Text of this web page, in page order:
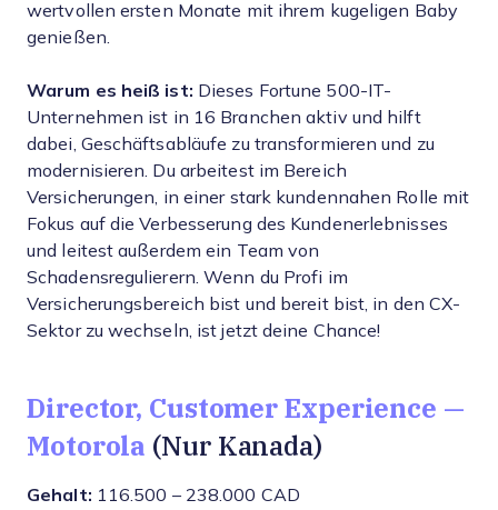
wertvollen ersten Monate mit ihrem kugeligen Baby
genießen.
Warum es heiß ist: Dieses Fortune 500-IT-
Unternehmen ist in 16 Branchen aktiv und hilft
dabei, Geschäftsabläufe zu transformieren und zu
modernisieren. Du arbeitest im Bereich
Versicherungen, in einer stark kundennahen Rolle mit
Fokus auf die Verbesserung des Kundenerlebnisses
und leitest außerdem ein Team von
Schadensregulierern. Wenn du Profi im
Versicherungsbereich bist und bereit bist, in den CX-
Sektor zu wechseln, ist jetzt deine Chance!
Director, Customer Experience —
Motorola (Nur Kanada)
Gehalt: 116.500 – 238.000 CAD